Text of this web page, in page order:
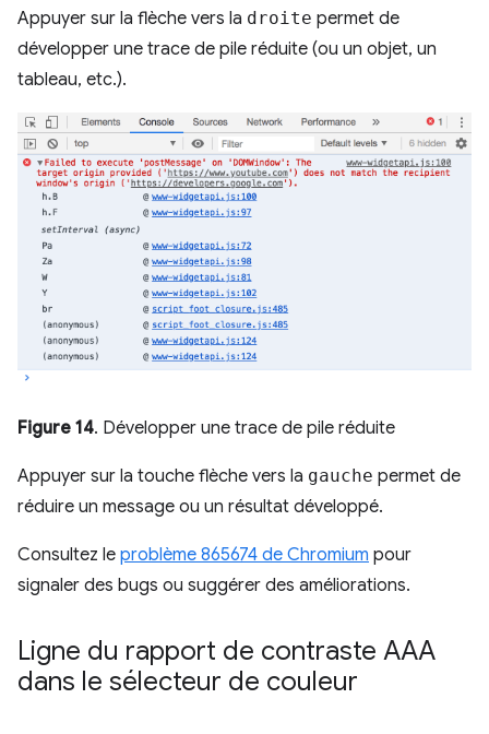
Appuyer sur la flèche vers la droite permet de
développer une trace de pile réduite (ou un objet, un
tableau, etc.).
Figure 14. Développer une trace de pile réduite
Appuyer sur la touche flèche vers la gauche permet de
réduire un message ou un résultat développé.
Consultez le problème 865674 de Chromium pour
signaler des bugs ou suggérer des améliorations.
Ligne du rapport de contraste AAA
dans le sélecteur de couleur